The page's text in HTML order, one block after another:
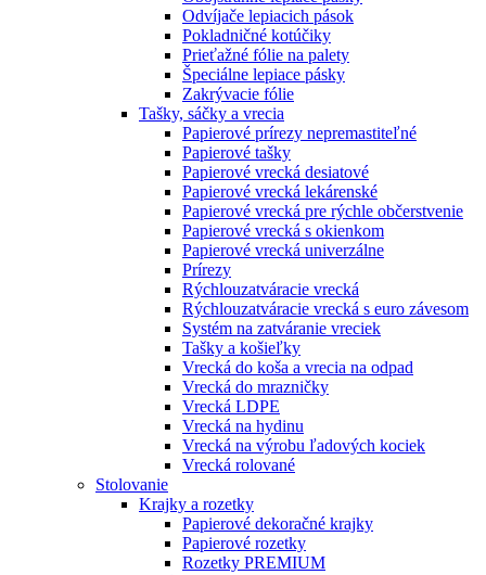
Odvíjače lepiacich pások
Pokladničné kotúčiky
Prieťažné fólie na palety
Špeciálne lepiace pásky
Zakrývacie fólie
Tašky, sáčky a vrecia
Papierové prírezy nepremastiteľné
Papierové tašky
Papierové vrecká desiatové
Papierové vrecká lekárenské
Papierové vrecká pre rýchle občerstvenie
Papierové vrecká s okienkom
Papierové vrecká univerzálne
Prírezy
Rýchlouzatváracie vrecká
Rýchlouzatváracie vrecká s euro závesom
Systém na zatváranie vreciek
Tašky a košieľky
Vrecká do koša a vrecia na odpad
Vrecká do mrazničky
Vrecká LDPE
Vrecká na hydinu
Vrecká na výrobu ľadových kociek
Vrecká rolované
Stolovanie
Krajky a rozetky
Papierové dekoračné krajky
Papierové rozetky
Rozetky PREMIUM